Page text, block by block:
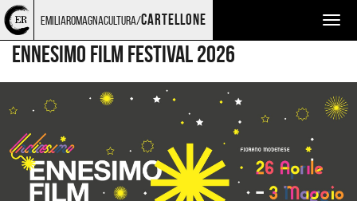
Torna
alla
home
page
Cerca
nel
sito
Salta
ai
contenuti
Salta
al
menu
principale
emiliaromagnacultura/cartellone
CINEMA
ENNESIMO FILM FESTIVAL 2026